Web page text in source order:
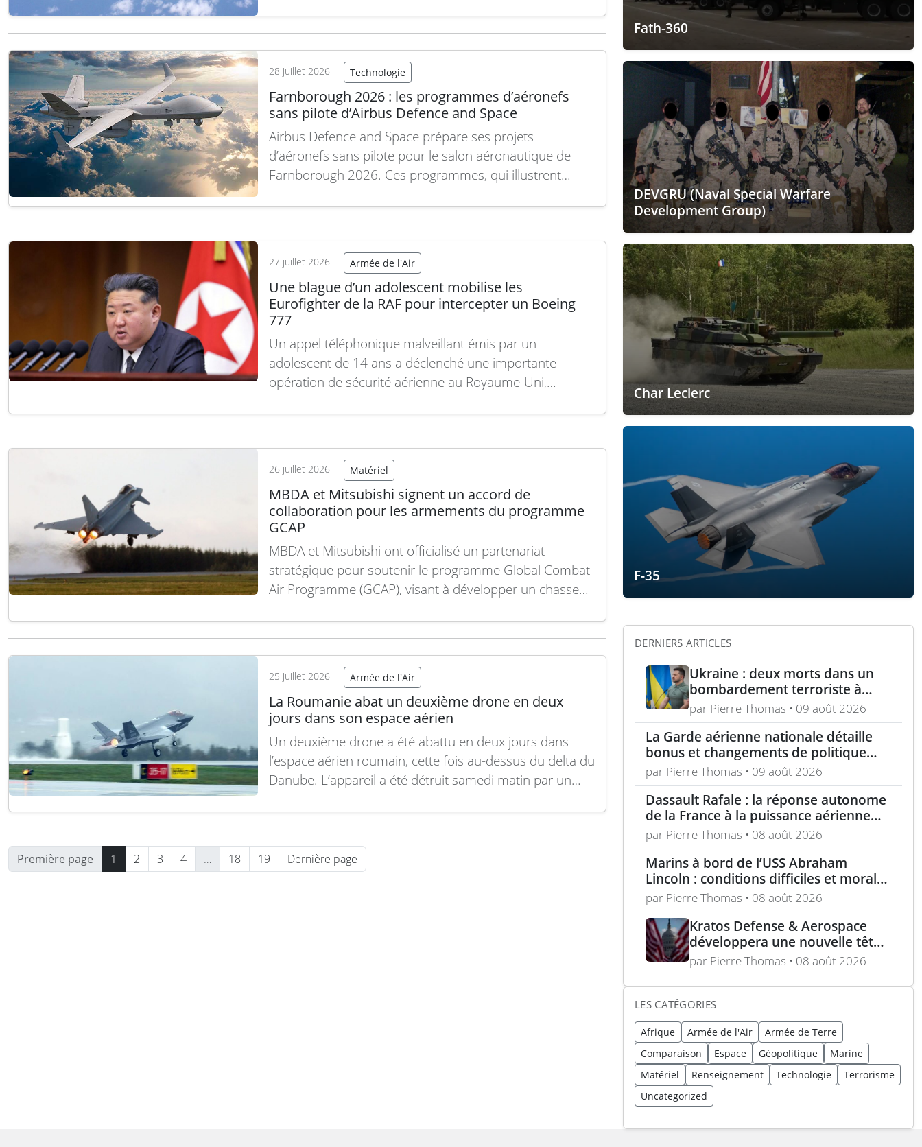
nations. Le…Lire la suite
28 juillet 2026 Technologie
Farnborough 2026 : les programmes d’aéronefs
sans pilote d’Airbus Defence and Space
Airbus Defence and Space prépare ses projets
d’aéronefs sans pilote pour le salon aéronautique de
Farnborough 2026. Ces programmes, qui illustrent
visent à renforcer les capacités de surveillance, de
armées. Au cœur de ses développements, Airbus mise…
Lire la suite
27 juillet 2026 Armée de l'Air
Une blague d’un adolescent mobilise les
Eurofighter de la RAF pour intercepter un Boeing
777
Un appel téléphonique malveillant émis par un
adolescent de 14 ans a déclenché une importante
opération de sécurité aérienne au Royaume-Uni,
Eurofighter Typhoon de la Royal Air Force (RAF) pour
l’aéroport de Manchester. Dans la nuit…
26 juillet 2026 Matériel
MBDA et Mitsubishi signent un accord de
collaboration pour les armements du programme
GCAP
MBDA et Mitsubishi ont officialisé un partenariat
stratégique pour soutenir le programme Global Combat
Air Programme (GCAP), visant à développer un chasseur
entreprises d’armement et d’électronique marque une
de ce projet majeur. L’accord, annoncé lors du…
suite
25 juillet 2026 Armée de l'Air
La Roumanie abat un deuxième drone en deux
jours dans son espace aérien
Un deuxième drone a été abattu en deux jours dans
l’espace aérien roumain, cette fois au-dessus du delta du
Danube. L’appareil a été détruit samedi matin par un
président Nicușor Dan a précisé que le drone a été
Première page 1 2 3 4 … 18 19 Dernière page
Fath-360
DEVGRU (Naval Special Warfare
Development Group)
Char Leclerc
F-35
DERNIERS ARTICLES
Ukraine : deux morts dans un
bombardement terroriste à
Kharkiv – acquisition turque de
lance-roquettes M270 et
missiles ATACMS
par Pierre Thomas • 09 août 2026
La Garde aérienne nationale détaille
bonus et changements de politique
dans le cadre de l’« incitation estivale »
par Pierre Thomas • 09 août 2026
Dassault Rafale : la réponse autonome
de la France à la puissance aérienne
moderne
par Pierre Thomas • 08 août 2026
Marins à bord de l’USS Abraham
Lincoln : conditions difficiles et moral
en berne selon leurs familles
par Pierre Thomas • 08 août 2026
Kratos Defense & Aerospace
développera une nouvelle tête
chercheuse pour les missiles
FGM-148 Javelin
par Pierre Thomas • 08 août 2026
LES CATÉGORIES
Afrique Armée de l'Air
Armée de Terre
Comparaison
Espace Géopolitique
Marine
Matériel
Renseignement Technologie
Terrorisme
Uncategorized